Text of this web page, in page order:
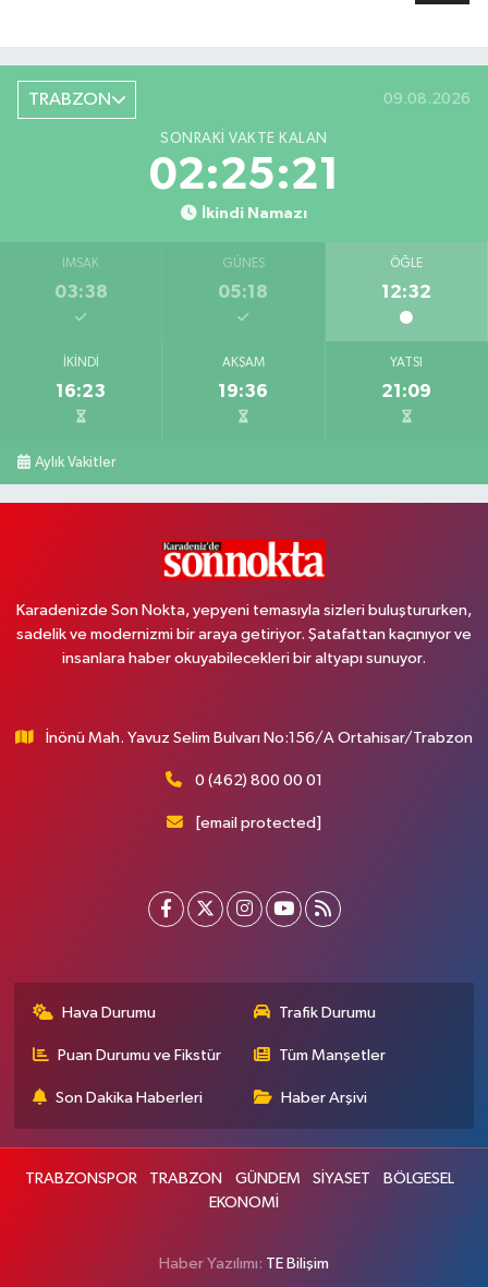
TRABZON 09.08.2026
SONRAKI VAKTE KALAN
02:25:20
İkindi Namazı
İMSAK
03:38
GÜNEŞ
05:18
ÖĞLE
12:32
İKINDI
16:23
AKŞAM
19:36
YATSI
21:09
Aylık Vakitler
Karadenizde Son Nokta, yepyeni temasıyla sizleri buluştururken,
sadelik ve modernizmi bir araya getiriyor. Şatafattan kaçınıyor ve
insanlara haber okuyabilecekleri bir altyapı sunuyor.
İnönü Mah. Yavuz Selim Bulvarı No:156/A Ortahisar/Trabzon
0 (462) 800 00 01
[email protected]
Hava Durumu Trafik Durumu
Puan Durumu ve Fikstür Tüm Manşetler
Son Dakika Haberleri Haber Arşivi
TRABZONSPOR TRABZON GÜNDEM SİYASET
BÖLGESEL
EKONOMİ
Haber Yazılımı: TE Bilişim